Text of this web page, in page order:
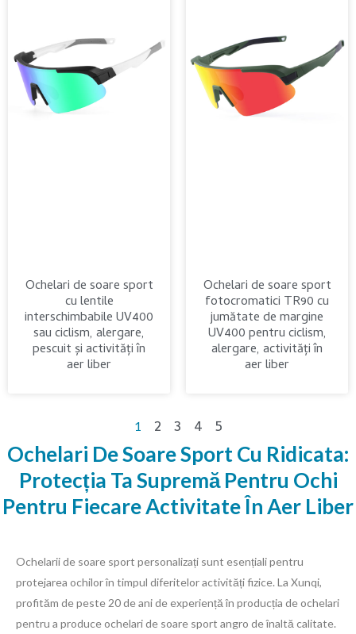
Ochelari de soare sport
cu lentile
interschimbabile UV400
sau ciclism, alergare,
pescuit și activități în
aer liber
Ochelari de soare sport
fotocromatici TR90 cu
jumătate de margine
UV400 pentru ciclism,
alergare, activități în
aer liber
1 2 3 4 5
Ochelari De Soare Sport Cu Ridicata:
Protecția Ta Supremă Pentru Ochi
Pentru Fiecare Activitate În Aer Liber
Ochelarii de soare sport personalizați sunt esențiali pentru
protejarea ochilor în timpul diferitelor activități fizice. La Xunqi,
profităm de peste 20 de ani de experiență în producția de ochelari
pentru a produce ochelari de soare sport angro de înaltă calitate.